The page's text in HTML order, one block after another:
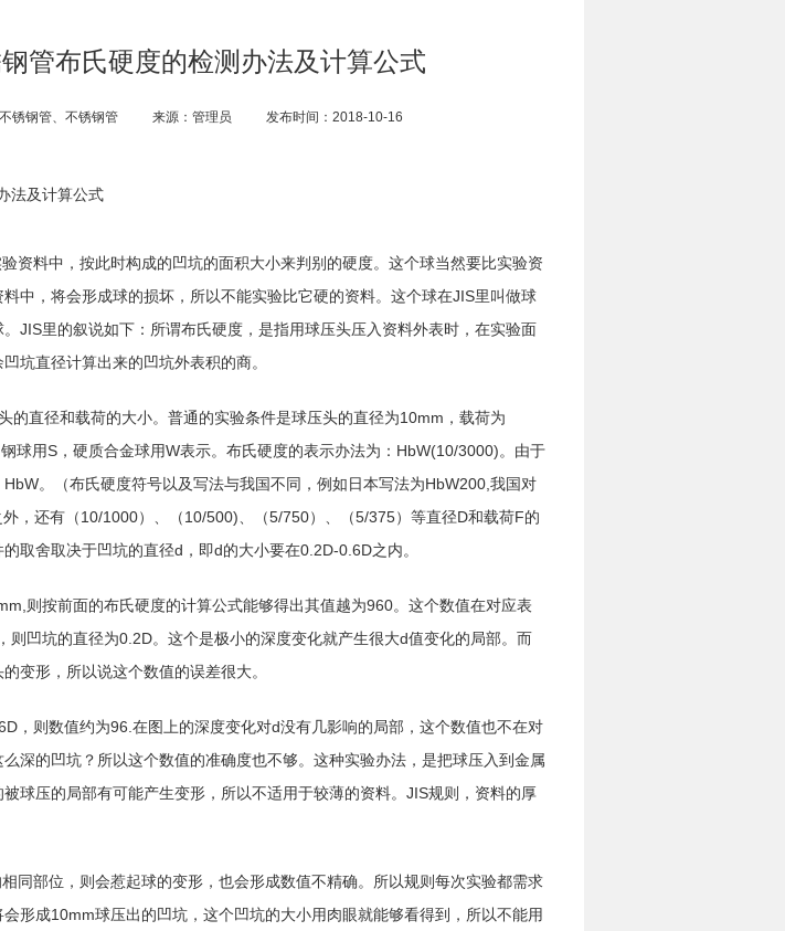
管布氏硬度的检测办法及计算公式
锈钢管、不锈钢管 来源：管理员 发布时间：2018-10-16
法及计算公式
资料中，按此时构成的凹坑的面积大小来判别的硬度。这个球当然要比实验资
中，将会形成球的损坏，所以不能实验比它硬的资料。这个球在JIS里叫做球
JIS里的叙说如下：所谓布氏硬度，是指用球压头压入资料外表时，在实验面
坑直径计算出来的凹坑外表积的商。
的直径和载荷的大小。普通的实验条件是球压头的直径为10mm，载荷为
球用S，硬质合金球用W表示。布氏硬度的表示办法为：HbW(10/3000)。由于
。（布氏硬度符号以及写法与我国不同，例如日本写法为HbW200,我国对
，还有（10/1000）、（10/500)、（5/750）、（5/375）等直径D和载荷F的
取舍取决于凹坑的直径d，即d的大小要在0.2D-0.6D之内。
则按前面的布氏硬度的计算公式能够得出其值越为960。这个数值在对应表
则凹坑的直径为0.2D。这个是极小的深度变化就产生很大d值变化的局部。而
变形，所以说这个数值的误差很大。
，则数值约为96.在图上的深度变化对d没有几影响的局部，这个数值也不在对
深的凹坑？所以这个数值的准确度也不够。这种实验办法，是把球压入到金属
球压的局部有可能产生变形，所以不适用于较薄的资料。JIS规则，资料的厚
同部位，则会惹起球的变形，也会形成数值不精确。所以规则每次实验都需求
形成10mm球压出的凹坑，这个凹坑的大小用肉眼就能够看得到，所以不能用